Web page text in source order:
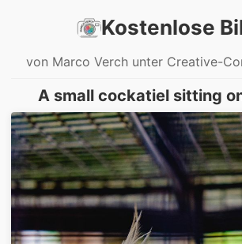
Kostenlose
von Marco Verch unter Creative-
A small cockatiel sitting